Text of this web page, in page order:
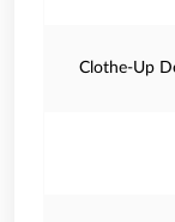
Clothe-Up